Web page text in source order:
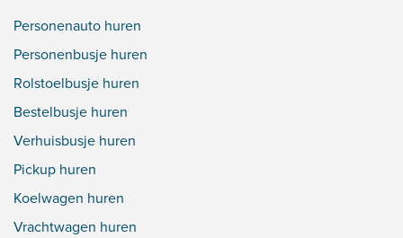
Personenauto huren
Personenbusje huren
Rolstoelbusje huren
Bestelbusje huren
Verhuisbusje huren
Pickup huren
Koelwagen huren
Vrachtwagen huren